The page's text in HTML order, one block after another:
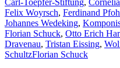
Felix Woyrsch, Ferdinand
Johannes Wedeking,
Florian Schuck, Otto Erich
Dravenau, Tristan Eissing,
SchultzFlorian Schuck